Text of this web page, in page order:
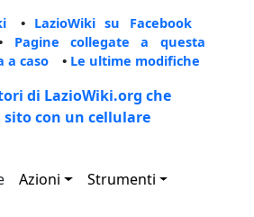
• LazioWiki su Facebook
Pagine collegate a questa
a caso • Le ultime modifiche
di LazioWiki.org che
sito con un cellulare
Azioni Strumenti